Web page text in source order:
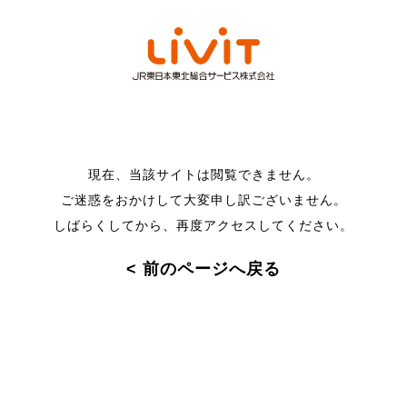
現在、当該サイトは閲覧できません。
ご迷惑をおかけして大変申し訳ございません。
しばらくしてから、再度アクセスしてください。
< 前のページへ戻る